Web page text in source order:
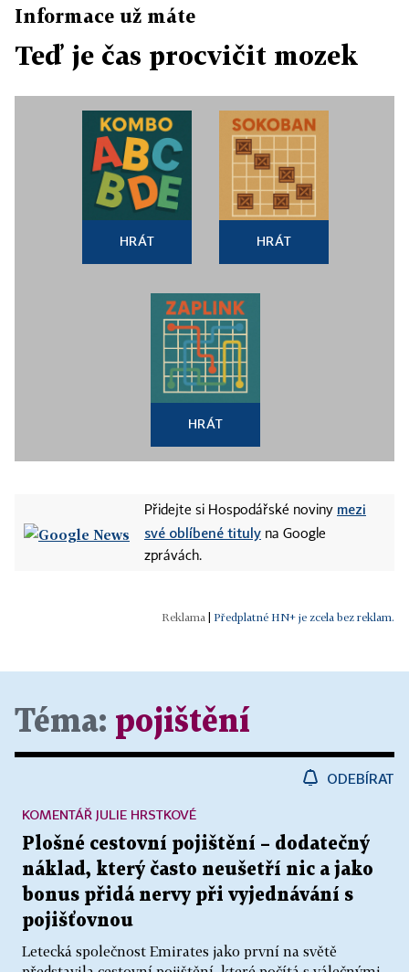
Informace už máte
Teď je čas procvičit mozek
HRÁT HRÁT
HRÁT
Přidejte si Hospodářské noviny mezi
své oblíbené tituly na Google
zprávách.
Předplatné HN+ je zcela bez reklam.
Téma: pojištění
ODEBÍRAT
Plošné cestovní pojištění – dodatečný
náklad, který často neušetří nic a jako
bonus přidá nervy při vyjednávání s
pojišťovnou
Letecká společnost Emirates jako první na světě
KOMENTÁŘ JULIE HRSTKOVÉ